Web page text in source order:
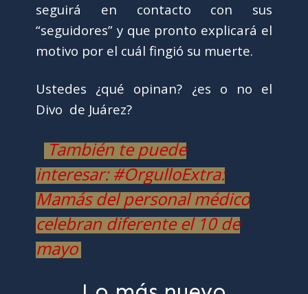
seguirá en contacto con sus
“seguidores” y que pronto explicará el
motivo por el cuál fingió su muerte.
Ustedes ¿qué opinan? ¿es o no el
Divo de Juárez?
También te puede
interesar: #OrgulloExtra:
Mamás del personal médico
celebran diferente el 10 de
mayo